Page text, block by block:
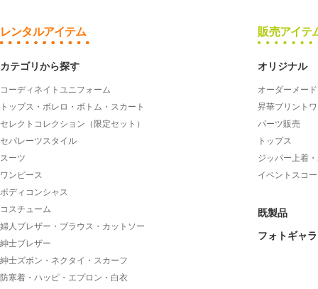
レンタルアイテム
カテゴリから探す
コーディネイトユニフォーム
トップス・ボレロ・ボトム・スカート
セレクトコレクション（限定セット）
セパレーツスタイル
スーツ
ワンピース
ボディコンシャス
コスチューム
婦人ブレザー・ブラウス・カットソー
紳士ブレザー
紳士ズボン・ネクタイ・スカーフ
防寒着・ハッピ・エプロン・白衣
販売アイテ
オリジナル
オーダーメー
昇華プリント
パーツ販売
トップス
ジッパー上着
イベントスコ
既製品
フォトギャ